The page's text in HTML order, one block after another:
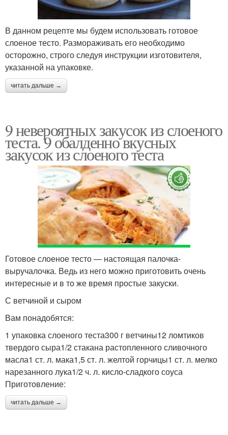
В данном рецепте мы будем использовать готовое
слоеное тесто. Размораживать его необходимо
осторожно, строго следуя инструкции изготовителя,
указанной на упаковке.
читать дальше →
9 невероятных закусок из слоеного
теста. 9 обалденно вкусных
закусок из слоеного теста
Готовое слоеное тесто — настоящая палочка-
выручалочка. Ведь из него можно приготовить очень
интересные и в то же время простые закуски.
С ветчиной и сыром
Вам понадобятся:
1 упаковка слоеного теста300 г ветчины12 ломтиков
твердого сыра1/2 стакана растопленного сливочного
масла1 ст. л. мака1,5 ст. л. желтой горчицы1 ст. л. мелко
нарезанного лука1/2 ч. л. кисло-сладкого соуса
Приготовление:
читать дальше →